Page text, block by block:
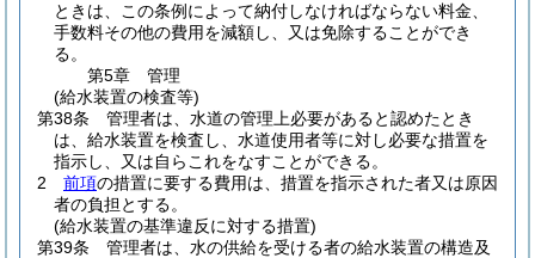
ときは、この条例によって納付しなければならない料金、
手数料その他の費用を減額し、又は免除することができ
る。
第5章
管理
(給水装置の検査等)
第38条
管理者は、水道の管理上必要があると認めたとき
は、給水装置を検査し、水道使用者等に対し必要な措置を
指示し、又は自らこれをなすことができる。
2
前項の措置に要する費用は、措置を指示された者又は原因
者の負担とする。
(給水装置の基準違反に対する措置)
第39条
管理者は、水の供給を受ける者の給水装置の構造及